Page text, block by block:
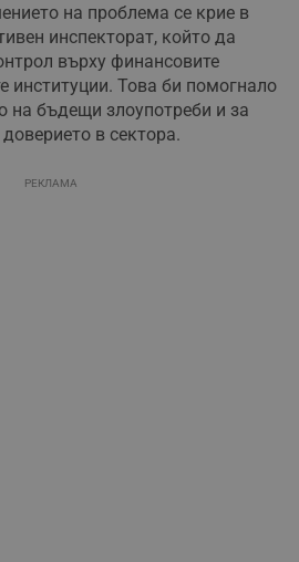
на проблема се крие в
инспекторат, който да
върху финансовите
институции. Това би помогнало
на бъдещи злоупотреби и за
в сектора.
РЕКЛАМА